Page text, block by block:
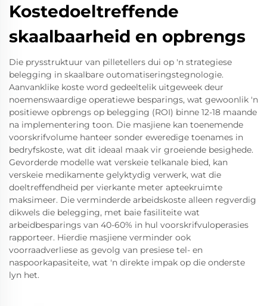
Kostedoeltreffende
skaalbaarheid en opbrengs
Die prysstruktuur van pilletellers dui op 'n strategiese
belegging in skaalbare outomatiseringstegnologie.
Aanvanklike koste word gedeeltelik uitgeweek deur
noemenswaardige operatiewe besparings, wat gewoonlik 'n
positiewe opbrengs op belegging (ROI) binne 12-18 maande
na implementering toon. Die masjiene kan toenemende
voorskrifvolume hanteer sonder eweredige toenames in
bedryfskoste, wat dit ideaal maak vir groeiende besighede.
Gevorderde modelle wat verskeie telkanale bied, kan
verskeie medikamente gelyktydig verwerk, wat die
doeltreffendheid per vierkante meter apteekruimte
maksimeer. Die verminderde arbeidskoste alleen regverdig
dikwels die belegging, met baie fasiliteite wat
arbeidbesparings van 40-60% in hul voorskrifvuloperasies
rapporteer. Hierdie masjiene verminder ook
voorraadverliese as gevolg van presiese tel- en
naspoorkapasiteite, wat 'n direkte impak op die onderste
lyn het.